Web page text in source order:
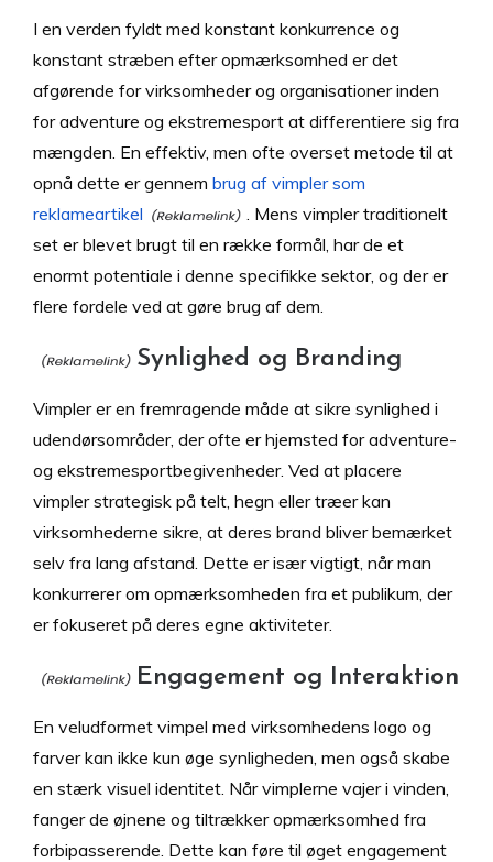
I en verden fyldt med konstant konkurrence og
konstant stræben efter opmærksomhed er det
afgørende for virksomheder og organisationer inden
for adventure og ekstremesport at differentiere sig fra
mængden. En effektiv, men ofte overset metode til at
opnå dette er gennem brug af vimpler som
reklameartikel
. Mens vimpler traditionelt
set er blevet brugt til en række formål, har de et
enormt potentiale i denne specifikke sektor, og der er
flere fordele ved at gøre brug af dem.
Synlighed og Branding
Vimpler er en fremragende måde at sikre synlighed i
udendørsområder, der ofte er hjemsted for adventure-
og ekstremesportbegivenheder. Ved at placere
vimpler strategisk på telt, hegn eller træer kan
virksomhederne sikre, at deres brand bliver bemærket
selv fra lang afstand. Dette er især vigtigt, når man
konkurrerer om opmærksomheden fra et publikum, der
er fokuseret på deres egne aktiviteter.
Engagement og Interaktion
En veludformet vimpel med virksomhedens logo og
farver kan ikke kun øge synligheden, men også skabe
en stærk visuel identitet. Når vimplerne vajer i vinden,
fanger de øjnene og tiltrækker opmærksomhed fra
forbipasserende. Dette kan føre til øget engagement